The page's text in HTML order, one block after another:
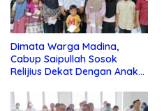
Dimata Warga Madina,
Cabup Saipullah Sosok
Relijius Dekat Dengan Anak